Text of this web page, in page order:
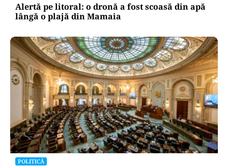
Alertă pe litoral: o dronă a fost scoasă din apă
lângă o plajă din Mamaia
POLITICĂ